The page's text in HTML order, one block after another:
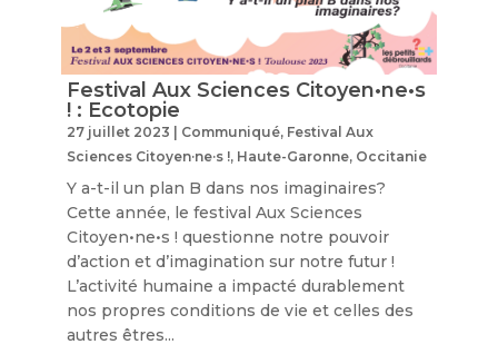
Festival Aux Sciences Citoyen•ne•s
! : Ecotopie
27 juillet 2023 Communiqué, Festival Aux
Sciences Citoyen·ne·s !, Haute-Garonne, Occitanie
Y a-t-il un plan B dans nos imaginaires?
Cette année, le festival Aux Sciences
Citoyen•ne•s ! questionne notre pouvoir
d’action et d’imagination sur notre futur !
L’activité humaine a impacté durablement
nos propres conditions de vie et celles des
autres êtres...